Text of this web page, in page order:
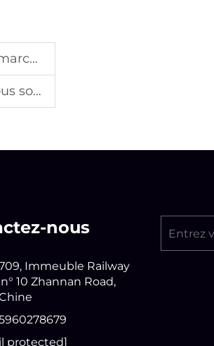
Uni
nous
Immeuble Railway
10 Zhannan Road,
protected]